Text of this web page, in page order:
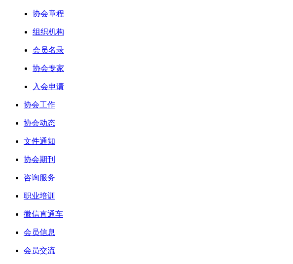
协会章程
组织机构
会员名录
协会专家
入会申请
协会工作
协会动态
文件通知
协会期刊
咨询服务
职业培训
微信直通车
会员信息
会员交流